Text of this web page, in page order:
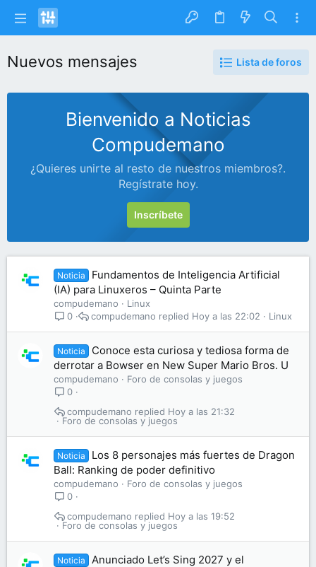
Nuevos mensajes Lista de foros
Bienvenido a Noticias
Compudemano
¿Quieres unirte al resto de nuestros miembros?.
Regístrate hoy.
Inscríbete
Noticia
Fundamentos de Inteligencia Artificial
(IA) para Linuxeros – Quinta Parte
compudemano
Linux
0
Linux
Hoy a las 22:02
compudemano
Noticia
Conoce esta curiosa y tediosa forma de
derrotar a Bowser en New Super Mario Bros. U
compudemano
Foro de consolas y juegos
0
Foro de consolas y juegos
Hoy a las 21:32
compudemano
Noticia
Los 8 personajes más fuertes de Dragon
Ball: Ranking de poder definitivo
compudemano
Foro de consolas y juegos
0
Foro de consolas y juegos
Hoy a las 19:52
compudemano
Noticia
Anunciado Let’s Sing 2027 y el